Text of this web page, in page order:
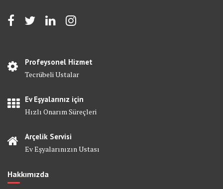
Profeysonel Hizmet
Tecrübeli Ustalar
Ev Eşyalarınız için
Hızlı Onarım Süreçleri
Arçelik Servisi
Ev Eşyalarınızın Ustası
Hakkımızda